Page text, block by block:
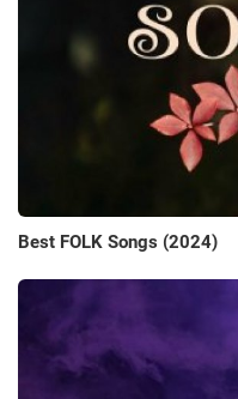
Best FOLK Songs (2024)